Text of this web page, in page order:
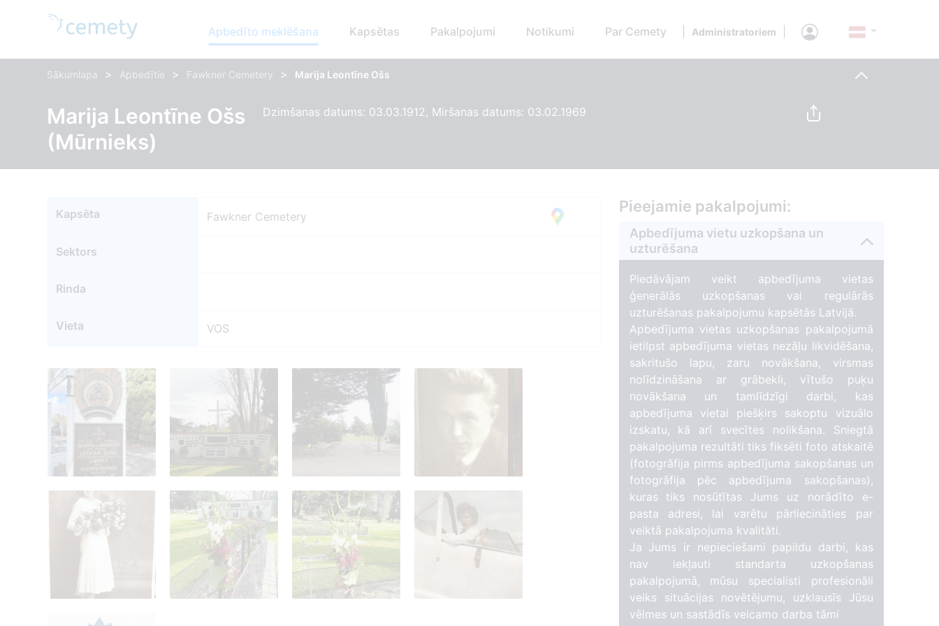
Apbedīto meklēšana Kapsētas Pakalpojumi Notikumi Par Cemety Administratoriem
Sākumlapa > Apbedītie > Fawkner Cemetery > Marija Leontīne Ošs
Marija Leontīne Ošs
(Mūrnieks)
Dzimšanas datums: 03.03.1912, Miršanas datums: 03.02.1969
Kapsēta Fawkner Cemetery
Sektors
Rinda
Vieta VOS
LV1
Pieejamie pakalpojumi:
Apbedījuma vietu uzkopšana un
uzturēšana
Piedāvājam veikt apbedījuma vietas
ģenerālās uzkopšanas vai regulārās
uzturēšanas pakalpojumu kapsētās Latvijā.
Apbedījuma vietas uzkopšanas pakalpojumā
ietilpst apbedījuma vietas nezāļu likvidēšana,
sakritušo lapu, zaru novākšana, virsmas
nolīdzināšana ar grābekli, vītušo puķu
novākšana un tamlīdzīgi darbi, kas
apbedījuma vietai piešķirs sakoptu vizuālo
izskatu, kā arī svecītes nolikšana. Sniegtā
pakalpojuma rezultāti tiks fiksēti foto atskaitē
(fotogrāfija pirms apbedījuma sakopšanas un
fotogrāfija pēc apbedījuma sakopšanas),
kuras tiks nosūtītas Jums uz norādīto e-
pasta adresi, lai varētu pārliecināties par
veiktā pakalpojuma kvalitāti.
Ja Jums ir nepieciešami papildu darbi, kas
nav iekļauti standarta uzkopšanas
pakalpojumā, mūsu specialisti profesionāli
veiks situācijas novētējumu, uzklausīs Jūsu
vēlmes un sastādīs veicamo darba tāmi